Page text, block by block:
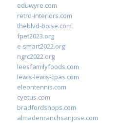
eduwyre.com
retro-interiors.com
theblvd-boise.com
fpet2023.org
e-smart2022.org
ngrc2022.org
leesfamilyfoods.com
lewis-lewis-cpas.com
eleontennis.com
cyetus.com
bradfordshops.com
almadenranchsanjose.com